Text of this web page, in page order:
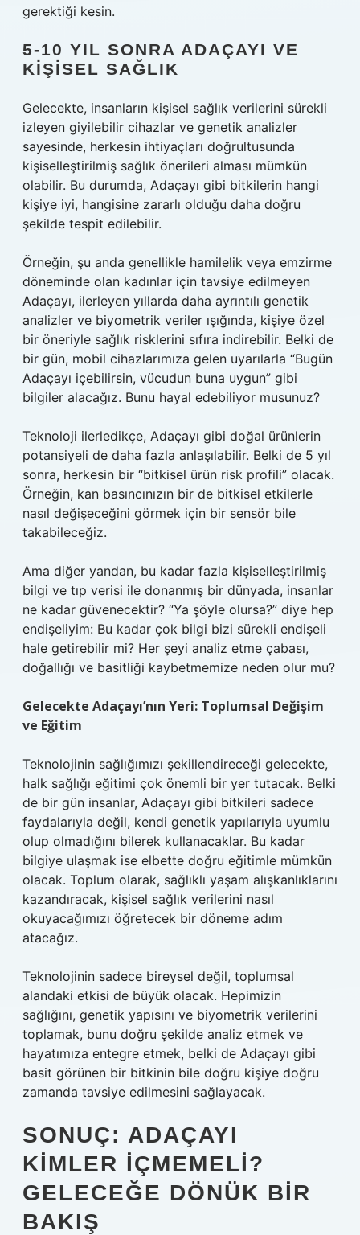
gerektiği kesin.
5-10 YIL SONRA ADAÇAYI VE
KIŞISEL SAĞLIK
Gelecekte, insanların kişisel sağlık verilerini sürekli
izleyen giyilebilir cihazlar ve genetik analizler
sayesinde, herkesin ihtiyaçları doğrultusunda
kişiselleştirilmiş sağlık önerileri alması mümkün
olabilir. Bu durumda, Adaçayı gibi bitkilerin hangi
kişiye iyi, hangisine zararlı olduğu daha doğru
şekilde tespit edilebilir.
Örneğin, şu anda genellikle hamilelik veya emzirme
döneminde olan kadınlar için tavsiye edilmeyen
Adaçayı, ilerleyen yıllarda daha ayrıntılı genetik
analizler ve biyometrik veriler ışığında, kişiye özel
bir öneriyle sağlık risklerini sıfıra indirebilir. Belki de
bir gün, mobil cihazlarımıza gelen uyarılarla “Bugün
Adaçayı içebilirsin, vücudun buna uygun” gibi
bilgiler alacağız. Bunu hayal edebiliyor musunuz?
Teknoloji ilerledikçe, Adaçayı gibi doğal ürünlerin
potansiyeli de daha fazla anlaşılabilir. Belki de 5 yıl
sonra, herkesin bir “bitkisel ürün risk profili” olacak.
Örneğin, kan basıncınızın bir de bitkisel etkilerle
nasıl değişeceğini görmek için bir sensör bile
takabileceğiz.
Ama diğer yandan, bu kadar fazla kişiselleştirilmiş
bilgi ve tıp verisi ile donanmış bir dünyada, insanlar
ne kadar güvenecektir? “Ya şöyle olursa?” diye hep
endişeliyim: Bu kadar çok bilgi bizi sürekli endişeli
hale getirebilir mi? Her şeyi analiz etme çabası,
doğallığı ve basitliği kaybetmemize neden olur mu?
Gelecekte Adaçayı’nın Yeri: Toplumsal Değişim
ve Eğitim
Teknolojinin sağlığımızı şekillendireceği gelecekte,
halk sağlığı eğitimi çok önemli bir yer tutacak. Belki
de bir gün insanlar, Adaçayı gibi bitkileri sadece
faydalarıyla değil, kendi genetik yapılarıyla uyumlu
olup olmadığını bilerek kullanacaklar. Bu kadar
bilgiye ulaşmak ise elbette doğru eğitimle mümkün
olacak. Toplum olarak, sağlıklı yaşam alışkanlıklarını
kazandıracak, kişisel sağlık verilerini nasıl
okuyacağımızı öğretecek bir döneme adım
atacağız.
Teknolojinin sadece bireysel değil, toplumsal
alandaki etkisi de büyük olacak. Hepimizin
sağlığını, genetik yapısını ve biyometrik verilerini
toplamak, bunu doğru şekilde analiz etmek ve
hayatımıza entegre etmek, belki de Adaçayı gibi
basit görünen bir bitkinin bile doğru kişiye doğru
zamanda tavsiye edilmesini sağlayacak.
SONUÇ: ADAÇAYI
KIMLER İÇMEMELI?
GELECEĞE DÖNÜK BIR
BAKIŞ